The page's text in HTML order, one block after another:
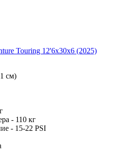
Touring 12'6x30x6 (2025)
см)
- 110 кг
- 15-22 PSI